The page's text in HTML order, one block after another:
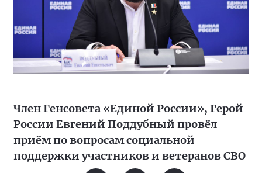
Член Генсовета «Единой России», Герой
России Евгений Поддубный провёл
приём по вопросам социальной
поддержки участников и ветеранов СВО